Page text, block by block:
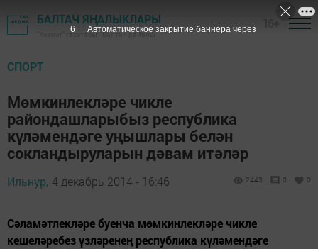
БАЛТАЧ ЯҢАЛЫКЛАРЫ
"Хезмәт" газетасы - Балтач районы
СПОРТ
Мөмкинлекләре чикле
райондашларыбыз республика
күләмендәге уңышлары белән
сокландыруларын дәвам итәләр
Ильнур, 4 декабрь 2014 - 16:46 2443 0 0
Сәламәтлекләре буенча мөмкинлекләре чикле
кешеләребез үзләренең республика күләмендәге
6 Автоматическое закрытие баннера через